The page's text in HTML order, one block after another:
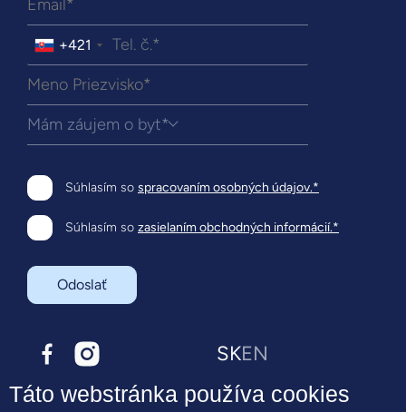
+421
Mám záujem o byt*
Súhlasím so spracovaním osobných údajov.*
Súhlasím so zasielaním obchodných informácií.*
Odoslať
SKEN
Táto webstránka používa cookies